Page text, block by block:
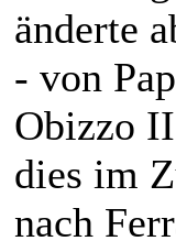
änderte
- von
Obizzo
dies im
nach